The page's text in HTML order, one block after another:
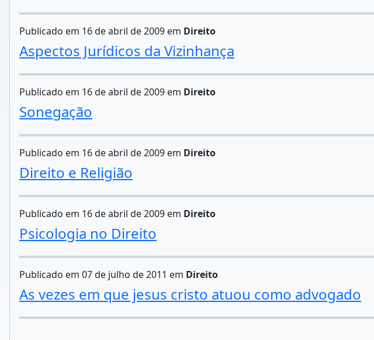
Publicado em 16 de abril de 2009 em Direito
Aspectos Jurídicos da Vizinhança
Publicado em 16 de abril de 2009 em Direito
Sonegação
Publicado em 16 de abril de 2009 em Direito
Direito e Religião
Publicado em 16 de abril de 2009 em Direito
Psicologia no Direito
Publicado em 07 de julho de 2011 em Direito
As vezes em que jesus cristo atuou como advogado